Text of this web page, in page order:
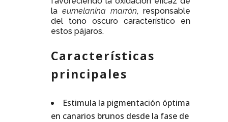
la eumelanina marrón, responsable
del tono oscuro característico en
estos pájaros.
Características
principales
Estimula la pigmentación óptima
en canarios brunos desde la fase de